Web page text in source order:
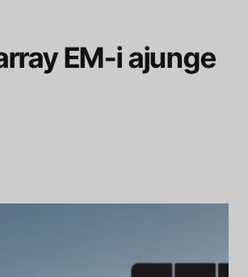
EM-i ajunge